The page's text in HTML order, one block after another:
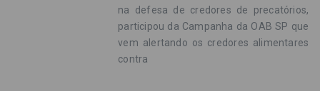
na defesa de credores de precatórios,
participou da Campanha da OAB SP que
vem alertando os credores alimentares
contra